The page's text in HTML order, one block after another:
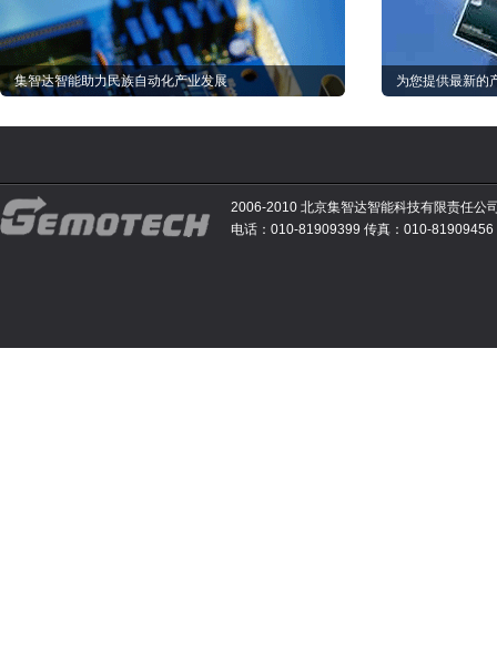
集智达智能助力民族自动化产业发展 为您提供最新的
2006-2010 北京集智达智能科技有限责任公
电话：010-81909399 传真：010-